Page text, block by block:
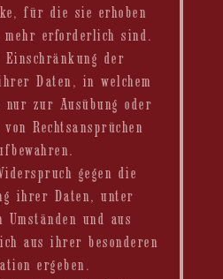
für die sie erhoben
erforderlich sind.
Einschränkung der
Daten, in welchem
zur Ausübung oder
Rechtsansprüchen
gegen die
ihrer Daten, unter
Umständen und aus
aus ihrer besonderen
ergeben.